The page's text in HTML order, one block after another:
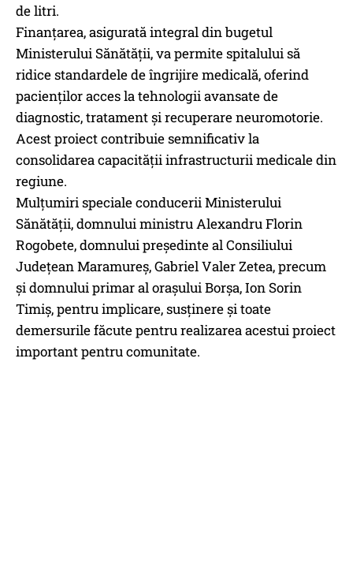
de litri.
Finanțarea, asigurată integral din bugetul
Ministerului Sănătății, va permite spitalului să
ridice standardele de îngrijire medicală, oferind
pacienților acces la tehnologii avansate de
diagnostic, tratament și recuperare neuromotorie.
Acest proiect contribuie semnificativ la
consolidarea capacității infrastructurii medicale din
regiune.
Mulțumiri speciale conducerii Ministerului
Sănătății, domnului ministru Alexandru Florin
Rogobete, domnului președinte al Consiliului
Județean Maramureș, Gabriel Valer Zetea, precum
și domnului primar al orașului Borșa, Ion Sorin
Timiș, pentru implicare, susținere și toate
demersurile făcute pentru realizarea acestui proiect
important pentru comunitate.